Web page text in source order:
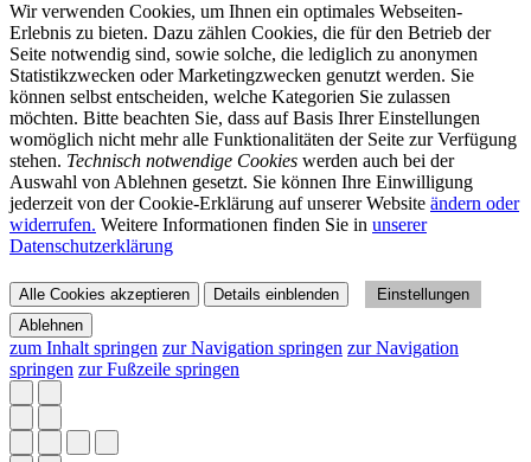
Wir verwenden Cookies, um Ihnen ein optimales Webseiten-
Erlebnis zu bieten. Dazu zählen Cookies, die für den Betrieb der
Seite notwendig sind, sowie solche, die lediglich zu anonymen
Statistikzwecken oder Marketingzwecken genutzt werden. Sie
können selbst entscheiden, welche Kategorien Sie zulassen
möchten. Bitte beachten Sie, dass auf Basis Ihrer Einstellungen
womöglich nicht mehr alle Funktionalitäten der Seite zur Verfügung
stehen. Technisch notwendige Cookies werden auch bei der
Auswahl von Ablehnen gesetzt. Sie können Ihre Einwilligung
jederzeit von der Cookie-Erklärung auf unserer Website ändern oder
widerrufen. Weitere Informationen finden Sie in unserer
Datenschutzerklärung
Alle Cookies akzeptieren Details einblenden
Einstellungen
Ablehnen
zum Inhalt springen zur Navigation springen zur Navigation
springen zur Fußzeile springen